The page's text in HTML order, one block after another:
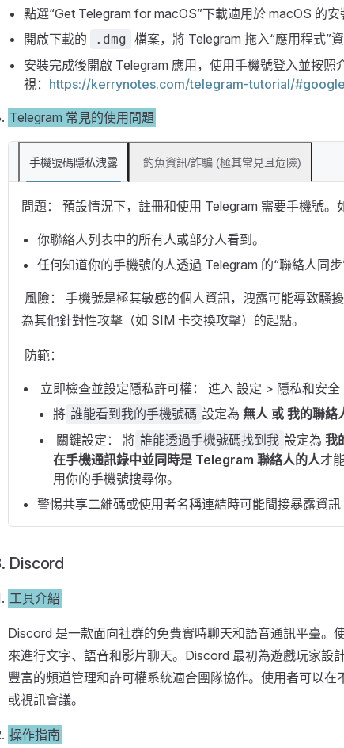
點選“Get Telegram for macOS”下載適用於 macOS 的安
開啟下載的
.dmg 檔案，將 Telegram 拖入“應用程式”
安裝完成後開啟 Telegram 應用，使用手機號登入並按
視： https://kerrynotes.com/telegram-tutorial/
Telegram 常見的使用問題
手機號碼隱私洩露 ​ 釣魚資訊/詐騙 (極其常見且危險)​​
問題：​ 預設情況下，註冊和使用 Telegram 需要手機號。
你聯絡人列表中的所有人或部分人看到。
任何知道你的手機號的人透過 Telegram 的“聯絡人同步
風險：​​ 手機號是極其敏感的個人資訊，洩露可能導致騷
為其他針對性攻擊（如 SIM 卡交換攻擊）的起點。
​ 防範：​​
立即檢查並設定隱私許可權：​​ 進入 設定 > 隱私和安全
將 誰能看到我的手機號碼 設定為 ​ 無人 或 我的聯絡
​ 關鍵設定：​​ 將 誰能透過手機號碼找到我 設定為 ​ 我
在手機通訊錄中並同時是 Telegram 聯絡人的人才
用你的手機號搜尋你。
警惕共享二維碼或使用者名稱連結時可能間接暴露資訊
Discord
工具介紹
Discord 是一款面向社群的免費實時聊天和語音通訊平臺。
來進行文字、語音和影片聊天。Discord 最初為遊戲玩家設
豐富的頻道管理和許可權系統適合團隊協作。使用者可以
或視訊會議。
操作指南